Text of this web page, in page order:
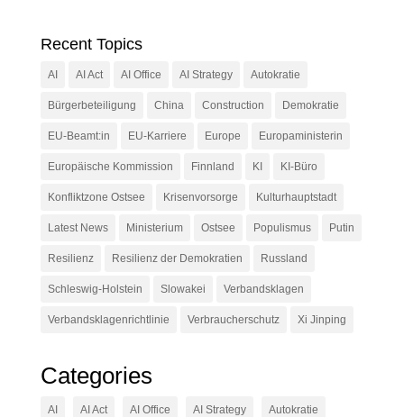
Recent Topics
AI AI Act AI Office AI Strategy Autokratie
Bürgerbeteiligung China Construction Demokratie
EU-Beamt:in EU-Karriere Europe Europaministerin
Europäische Kommission Finnland KI KI-Büro
Konfliktzone Ostsee Krisenvorsorge Kulturhauptstadt
Latest News Ministerium Ostsee Populismus Putin
Resilienz Resilienz der Demokratien Russland
Schleswig-Holstein Slowakei Verbandsklagen
Verbandsklagenrichtlinie Verbraucherschutz Xi Jinping
Categories
AI AI Act AI Office AI Strategy Autokratie